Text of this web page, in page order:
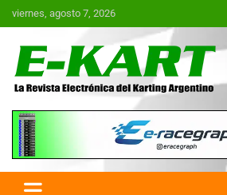
Saltar
al
viernes, agosto 7, 2026
E-Kart.com.ar | La
Electrónica del
Argentina